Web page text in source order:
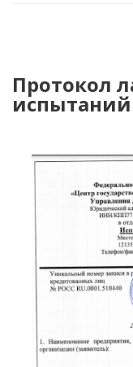
Протокол
испытаний